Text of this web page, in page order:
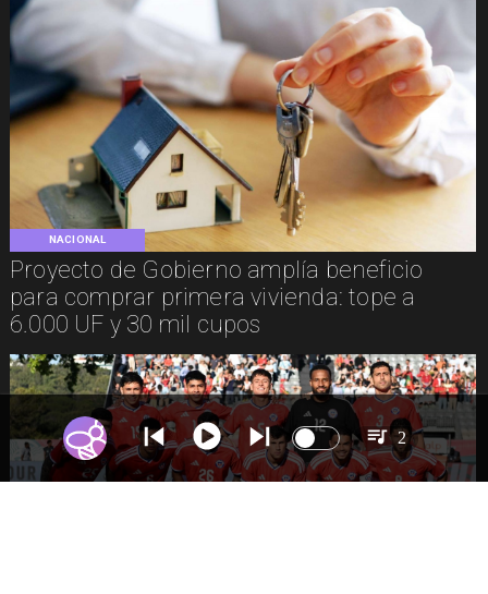
NACIONAL
Proyecto de Gobierno amplía beneficio
para comprar primera vivienda: tope a
6.000 UF y 30 mil cupos
2